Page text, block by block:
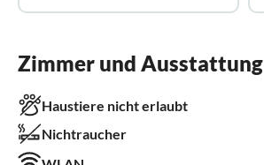
Zimmer und Ausstattung
Haustiere nicht erlaubt
Nichtraucher